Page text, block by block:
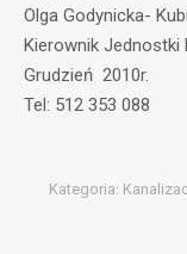
Olga Godynicka-
Kierownik Jednostki
Grudzień 2010r.
Tel: 512 353 088
Kategoria: